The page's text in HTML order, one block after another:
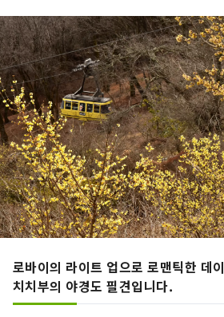
로바이의 라이트 업으로 로맨틱한 데
치치부의 야경도 필견입니다.